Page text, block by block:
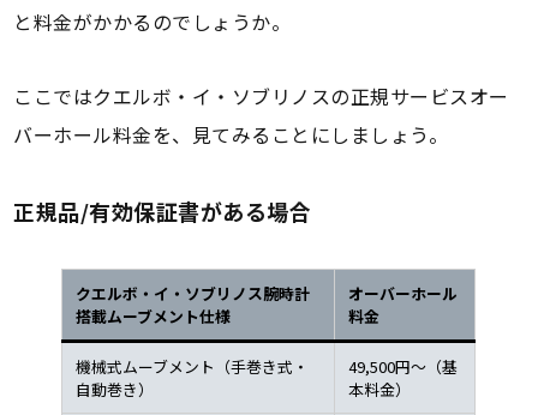
と料金がかかるのでしょうか。
ここではクエルボ・イ・ソブリノスの正規サービスオー
バーホール料金を、見てみることにしましょう。
正規品/有効保証書がある場合
クエルボ・イ・ソブリノス腕時計
搭載ムーブメント仕様
オーバーホール
料金
機械式ムーブメント（手巻き式・
自動巻き）
49,500円～（基
本料金）